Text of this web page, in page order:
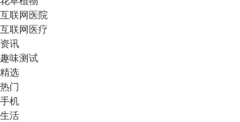
互联网医院
互联网医疗
资讯
趣味测试
精选
热门
手机
生活